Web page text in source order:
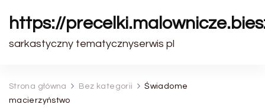
https://
sarkastyczny tematycznyserwis pl
Strona główna Bez kategorii
Świadome
macierzyństwo